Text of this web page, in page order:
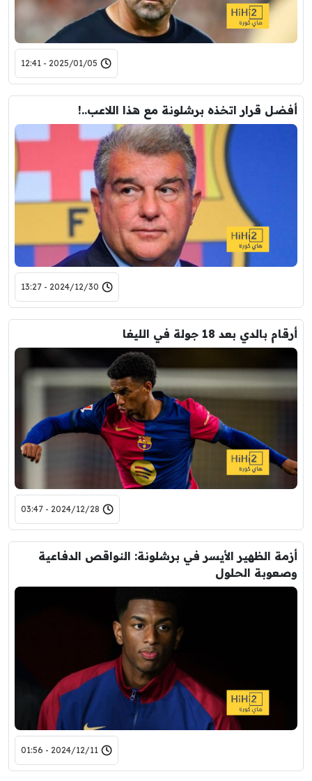
2025/01/05 - 12:41
أفضل قرار اتخذه برشلونة مع هذا اللاعب..!
2024/12/30 - 13:27
أرقام بالدي بعد 18 جولة في الليغا
2024/12/28 - 03:47
أزمة الظهير الأيسر في برشلونة: النواقص الدفاعية
وصعوبة الحلول
2024/12/11 - 01:56